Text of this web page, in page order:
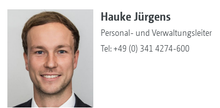
Hauke Jürgens
Personal- und Verwaltungsleiter
Tel: +49 (0) 341 4274-600